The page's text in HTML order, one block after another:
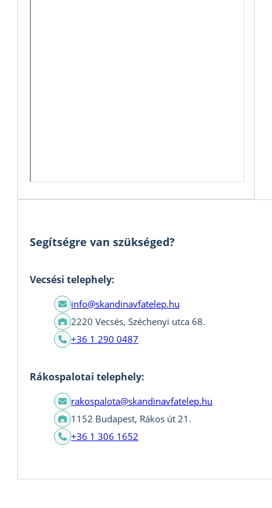
Segítségre van szükséged?
Vecsési telephely:
info@skandinavfatelep.hu
2220 Vecsés, Széchenyi utca 68.
+36 1 290 0487
Rákospalotai telephely:
rakospalota@skandinavfatelep.hu
1152 Budapest, Rákos út 21.
+36 1 306 1652